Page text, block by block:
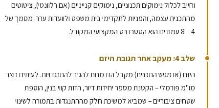
וחייב לכלול נימוקים תכנוניים, נימוקים קנייניים (אם רלוונטי), ציטוטים
מהתכנית עצמה, והפניות לתקדימי בית משפט ולוועדות ערר. מסמך של
8 – 4 עמודים הוא הסטנדרט המקצועי המקובל.
שלב 4: מעקב אחר תגובת היזם
היזם (או מגיש התכנית) מקבל הזדמנות להגיב להתנגדויות. לעיתים נוצר
מו"מ פורמלי – הקטנת מספר יחידות דיור, הזזת קווי בנין, הוספת
שטחים ציבוריים – שמביא למשיכת חלק מההתנגדות בתמורה לשינוי